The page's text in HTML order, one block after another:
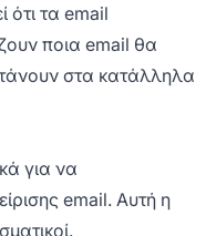
ότι τα email
ποια email θα
στα κατάλληλα
για να
email. Αυτή η